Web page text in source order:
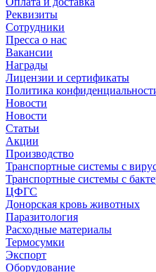
Реквизиты
Сотрудники
Пресса о нас
Вакансии
Награды
Лицензии и сертификаты
Политика
Новости
Новости
Статьи
Акции
Производство
Транспортные системы с
Транспортные системы с
ЦФГС
Донорская кровь животных
Паразитология
Расходные материалы
Термосумки
Экспорт
Оборудование